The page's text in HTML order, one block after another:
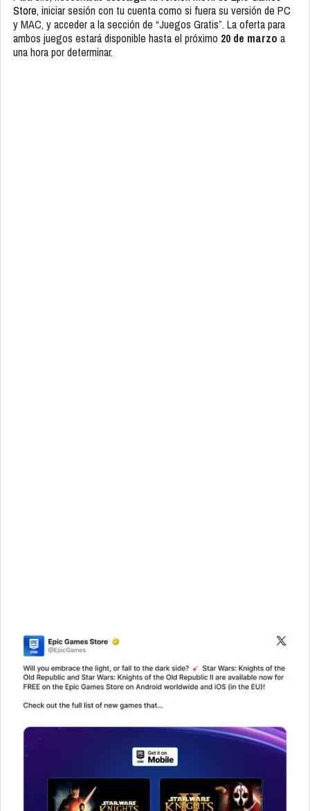
Store, iniciar sesión con tu cuenta como si fuera su versión de PC
y MAC, y acceder a la sección de “Juegos Gratis”. La oferta para
ambos juegos estará disponible hasta el próximo 20 de marzo a
una hora por determinar.